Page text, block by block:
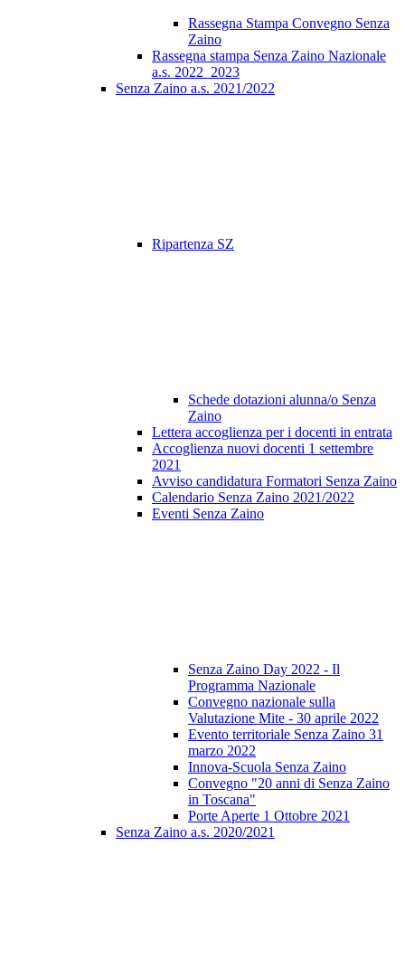
Rassegna Stampa Convegno Senza
Zaino
Rassegna stampa Senza Zaino Nazionale
a.s. 2022_2023
Senza Zaino a.s. 2021/2022
Ripartenza SZ
Schede dotazioni alunna/o Senza
Zaino
Lettera accoglienza per i docenti in entrata
Accoglienza nuovi docenti 1 settembre
2021
Avviso candidatura Formatori Senza Zaino
Calendario Senza Zaino 2021/2022
Eventi Senza Zaino
Senza Zaino Day 2022 - Il
Programma Nazionale
Convegno nazionale sulla
Valutazione Mite - 30 aprile 2022
Evento territoriale Senza Zaino 31
marzo 2022
Innova-Scuola Senza Zaino
Convegno "20 anni di Senza Zaino
in Toscana"
Porte Aperte 1 Ottobre 2021
Senza Zaino a.s. 2020/2021